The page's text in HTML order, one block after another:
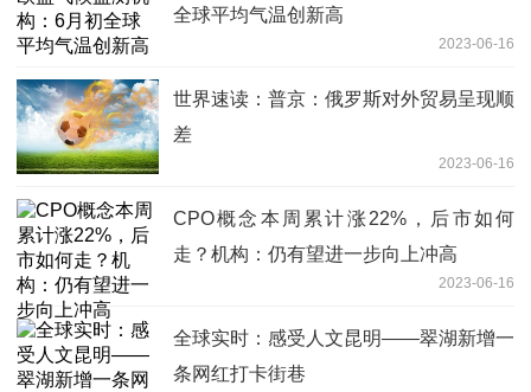
全球平均气温创新高
2023-06-16
世界速读：普京：俄罗斯对外贸易呈现顺
差
2023-06-16
CPO概念本周累计涨22%，后市如何
走？机构：仍有望进一步向上冲高
2023-06-16
全球实时：感受人文昆明——翠湖新增一
条网红打卡街巷